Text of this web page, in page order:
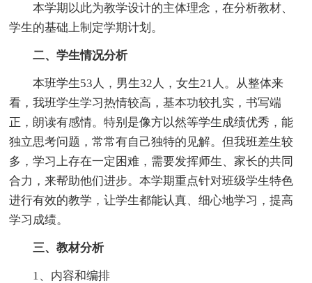
本学期以此为教学设计的主体理念，在分析教材、
学生的基础上制定学期计划。
二、学生情况分析
本班学生53人，男生32人，女生21人。从整体来
看，我班学生学习热情较高，基本功较扎实，书写端
正，朗读有感情。特别是像方以然等学生成绩优秀，能
独立思考问题，常常有自己独特的见解。但我班差生较
多，学习上存在一定困难，需要发挥师生、家长的共同
合力，来帮助他们进步。本学期重点针对班级学生特色
进行有效的教学，让学生都能认真、细心地学习，提高
学习成绩。
三、教材分析
1、内容和编排